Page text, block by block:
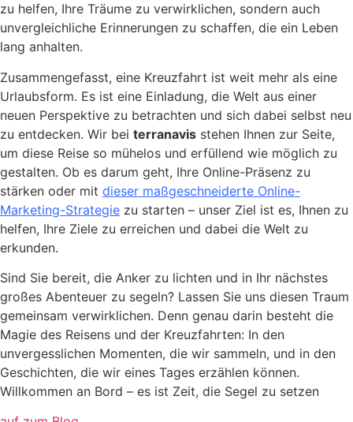
zu helfen, Ihre Träume zu verwirklichen, sondern auch
unvergleichliche Erinnerungen zu schaffen, die ein Leben
lang anhalten.
Zusammengefasst, eine Kreuzfahrt ist weit mehr als eine
Urlaubsform. Es ist eine Einladung, die Welt aus einer
neuen Perspektive zu betrachten und sich dabei selbst neu
zu entdecken. Wir bei terranavis stehen Ihnen zur Seite,
um diese Reise so mühelos und erfüllend wie möglich zu
gestalten. Ob es darum geht, Ihre Online-Präsenz zu
stärken oder mit dieser maßgeschneiderte Online-
Marketing-Strategie zu starten – unser Ziel ist es, Ihnen zu
helfen, Ihre Ziele zu erreichen und dabei die Welt zu
erkunden.
Sind Sie bereit, die Anker zu lichten und in Ihr nächstes
großes Abenteuer zu segeln? Lassen Sie uns diesen Traum
gemeinsam verwirklichen. Denn genau darin besteht die
Magie des Reisens und der Kreuzfahrten: In den
unvergesslichen Momenten, die wir sammeln, und in den
Geschichten, die wir eines Tages erzählen können.
Willkommen an Bord – es ist Zeit, die Segel zu setzen